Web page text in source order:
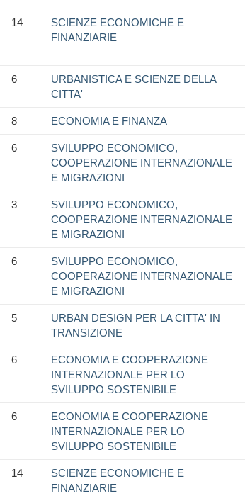
14
SCIENZE ECONOMICHE E
FINANZIARIE
6
URBANISTICA E SCIENZE DELLA
CITTA'
8 ECONOMIA E FINANZA
6
SVILUPPO ECONOMICO,
COOPERAZIONE INTERNAZIONALE
E MIGRAZIONI
3
SVILUPPO ECONOMICO,
COOPERAZIONE INTERNAZIONALE
E MIGRAZIONI
6
SVILUPPO ECONOMICO,
COOPERAZIONE INTERNAZIONALE
E MIGRAZIONI
5
URBAN DESIGN PER LA CITTA' IN
TRANSIZIONE
6
ECONOMIA E COOPERAZIONE
INTERNAZIONALE PER LO
SVILUPPO SOSTENIBILE
6
ECONOMIA E COOPERAZIONE
INTERNAZIONALE PER LO
SVILUPPO SOSTENIBILE
14
SCIENZE ECONOMICHE E
FINANZIARIE